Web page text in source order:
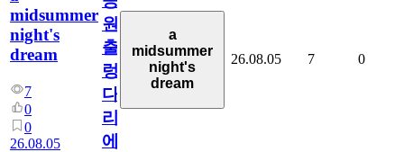
midsummer
night's
dream
7
0
0
26.08.05
원
출
렁
다
리
에
a
midsummer
night's
dream
26.08.05 7 0